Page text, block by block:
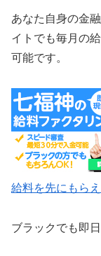
あなた自身の金
イトでも毎月の
可能です。
給料を先にもら
ブラックでも即